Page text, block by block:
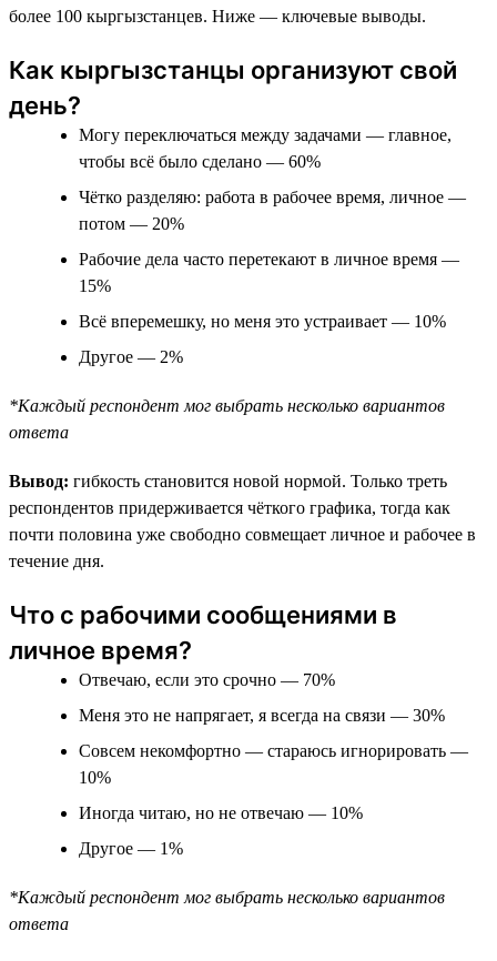
более 100 кыргызстанцев. Ниже — ключевые выводы.
Как кыргызстанцы организуют свой
день?
Могу переключаться между задачами — главное,
чтобы всё было сделано — 60%
Чётко разделяю: работа в рабочее время, личное —
потом — 20%
Рабочие дела часто перетекают в личное время —
15%
Всё вперемешку, но меня это устраивает — 10%
Другое — 2%
*Каждый респондент мог выбрать несколько вариантов
ответа
Вывод: гибкость становится новой нормой. Только треть
респондентов придерживается чёткого графика, тогда как
почти половина уже свободно совмещает личное и рабочее в
течение дня.
Что с рабочими сообщениями в
личное время?
Отвечаю, если это срочно — 70%
Меня это не напрягает, я всегда на связи — 30%
Совсем некомфортно — стараюсь игнорировать —
10%
Иногда читаю, но не отвечаю — 10%
Другое — 1%
*Каждый респондент мог выбрать несколько вариантов
ответа